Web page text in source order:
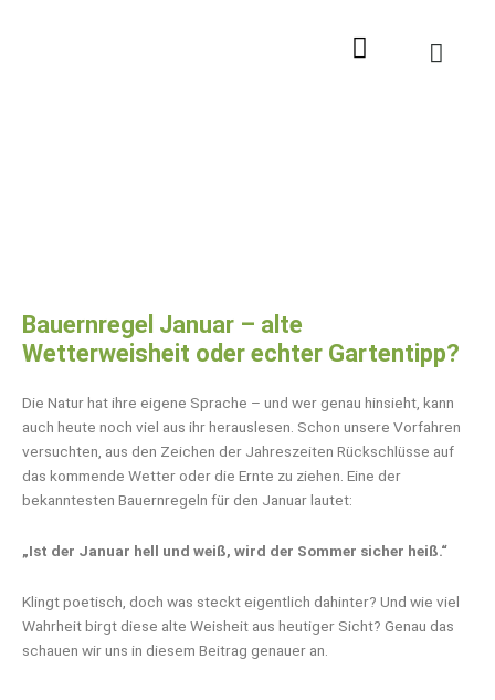
Bauernregel Januar – alte
Wetterweisheit oder echter Gartentipp?
Die Natur hat ihre eigene Sprache – und wer genau hinsieht, kann
auch heute noch viel aus ihr herauslesen. Schon unsere Vorfahren
versuchten, aus den Zeichen der Jahreszeiten Rückschlüsse auf
das kommende Wetter oder die Ernte zu ziehen. Eine der
bekanntesten Bauernregeln für den Januar lautet:
„Ist der Januar hell und weiß, wird der Sommer sicher heiß.“
Klingt poetisch, doch was steckt eigentlich dahinter? Und wie viel
Wahrheit birgt diese alte Weisheit aus heutiger Sicht? Genau das
schauen wir uns in diesem Beitrag genauer an.